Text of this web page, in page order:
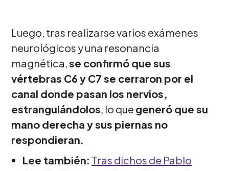
Luego, tras realizarse varios exámenes
neurológicos y una resonancia
magnética, se confirmó que sus
vértebras C6 y C7 se cerraron por el
canal donde pasan los nervios,
estrangulándolos, lo que generó que su
mano derecha y sus piernas no
respondieran.
Lee también: Tras dichos de Pablo